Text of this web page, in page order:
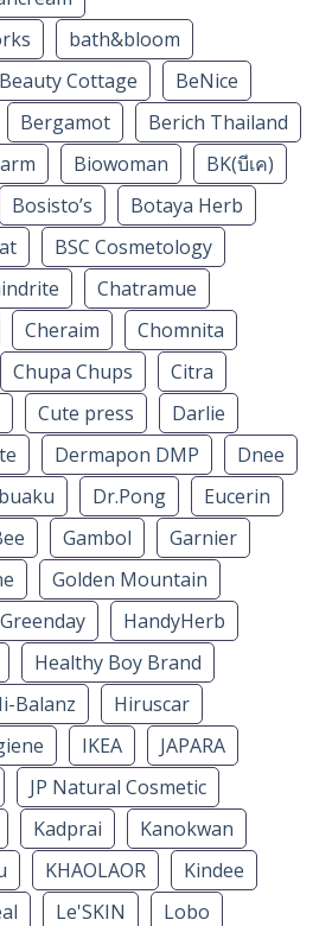
bath&bloom
Beauty Cottage
BeNice
Bergamot
Berich Thailand
Biowoman
BK(บีเค)
Bosisto’s
Botaya Herb
BSC Cosmetology
Chatramue
Cheraim
Chomnita
Chupa Chups
Citra
Cute press
Darlie
Dermapon DMP
Dnee
Dr.Pong
Eucerin
Gambol
Garnier
Golden Mountain
Greenday
HandyHerb
Healthy Boy Brand
Balanz
Hiruscar
IKEA
JAPARA
JP Natural Cosmetic
Kadprai
Kanokwan
KHAOLAOR
Kindee
Le'SKIN
Lobo